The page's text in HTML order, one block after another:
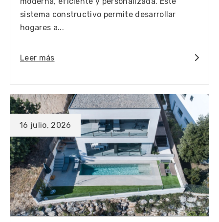
sistema constructivo permite desarrollar
hogares a...
Leer más
16 julio, 2026